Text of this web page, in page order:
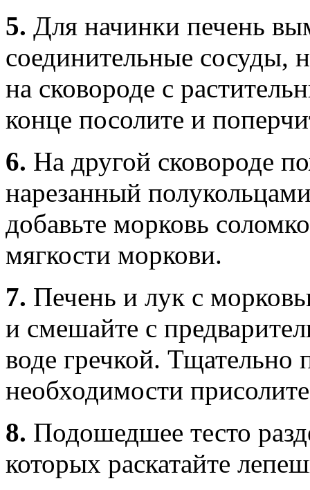
5. Для начинки печень
соединительные сосуды,
на сковороде с
конце посолите и
6. На другой сковороде
нарезанный
добавьте морковь
мягкости моркови.
7. Печень и лук с
и смешайте с
воде гречкой. Тщательно
необходимости
8. Подошедшее тесто
которых раскатайте